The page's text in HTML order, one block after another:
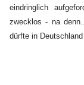
eindringlich
zwecklos - na
dürfte in